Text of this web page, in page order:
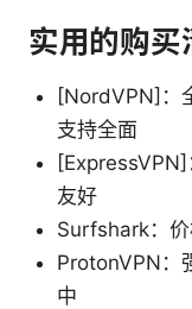
实用的购买
[NordVPN]：
支持全面
友好
Surfshark：
ProtonVPN：
中